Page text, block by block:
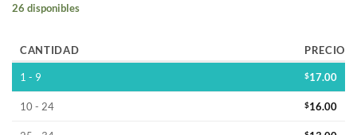
26 disponibles
CANTIDAD PRECIO
1 - 9 $17.00
10 - 24 $16.00